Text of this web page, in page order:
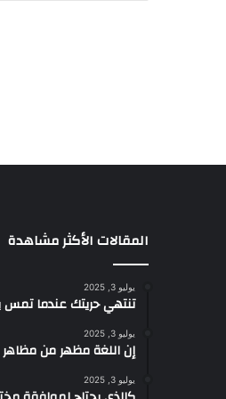
المقالات الأكثر مشاهدة
يوليو 3, 2025
تنتهي حريتك عندما تمس
يوليو 3, 2025
إن اللغة مظهر من مظاهر
يوليو 3, 2025